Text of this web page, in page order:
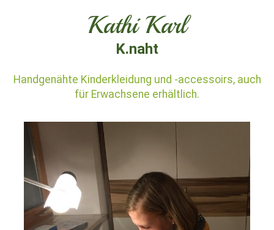
Kathi Karl
K.naht
Handgenähte Kinderkleidung und -accessoirs, auch
für Erwachsene erhältlich.